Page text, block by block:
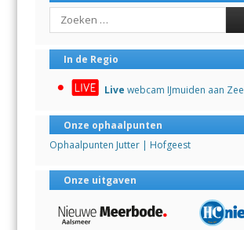
Search
In de Regio
Live webcam IJmuiden aan Zee
Onze ophaalpunten
Ophaalpunten Jutter | Hofgeest
Onze uitgaven